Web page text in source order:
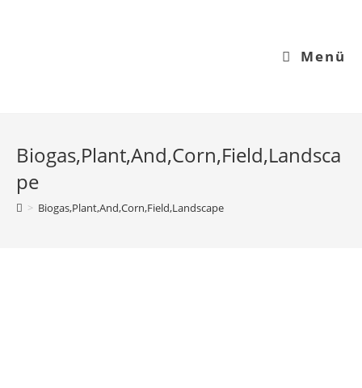
Menü
Biogas,Plant,And,Corn,Field,Landsca
pe
> Biogas,Plant,And,Corn,Field,Landscape